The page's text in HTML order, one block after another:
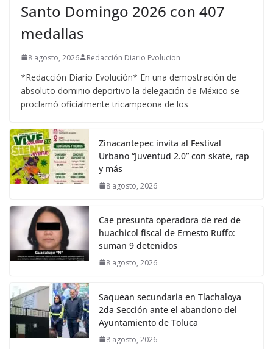
Santo Domingo 2026 con 407
medallas
8 agosto, 2026 Redacción Diario Evolucion
*Redacción Diario Evolución* En una demostración de
absoluto dominio deportivo la delegación de México se
proclamó oficialmente tricampeona de los
Zinacantepec invita al Festival
Urbano “Juventud 2.0” con skate, rap
y más
8 agosto, 2026
Cae presunta operadora de red de
huachicol fiscal de Ernesto Ruffo:
suman 9 detenidos
8 agosto, 2026
Saquean secundaria en Tlachaloya
2da Sección ante el abandono del
Ayuntamiento de Toluca
8 agosto, 2026